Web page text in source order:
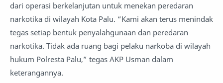
dari operasi berkelanjutan untuk menekan peredaran
narkotika di wilayah Kota Palu. “Kami akan terus menindak
tegas setiap bentuk penyalahgunaan dan peredaran
narkotika. Tidak ada ruang bagi pelaku narkoba di wilayah
hukum Polresta Palu,” tegas AKP Usman dalam
keterangannya.